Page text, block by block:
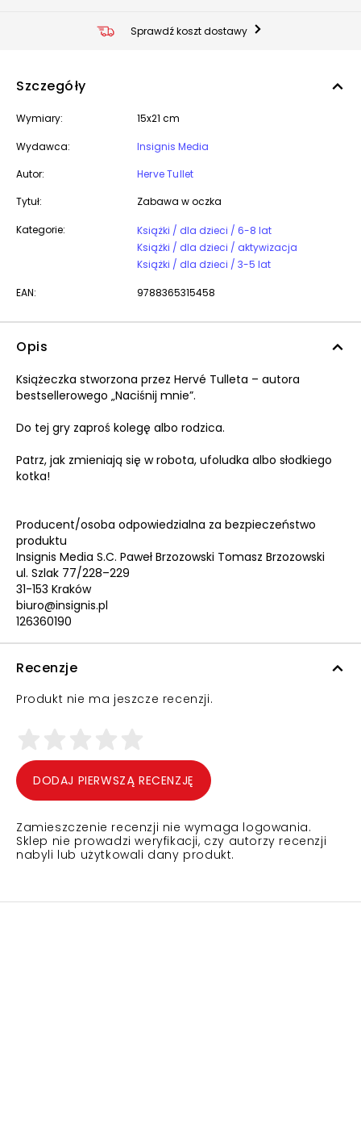
Sprawdź koszt dostawy
Szczegóły
Wymiary: 15x21 cm
Wydawca:
Insignis Media
Autor:
Herve Tullet
Tytuł:
Zabawa w oczka
Kategorie:
Książki / dla dzieci / 6-8 lat
Książki / dla dzieci / aktywizacja
Książki / dla dzieci / 3-5 lat
EAN: 9788365315458
Opis
Książeczka stworzona przez Hervé Tulleta – autora
bestsellerowego „Naciśnij mnie”.
Do tej gry zaproś kolegę albo rodzica.
Patrz, jak zmieniają się w robota, ufoludka albo słodkiego
kotka!
Producent/osoba odpowiedzialna za bezpieczeństwo
produktu
Insignis Media S.C. Paweł Brzozowski Tomasz Brzozowski
ul. Szlak 77/228–229
31-153 Kraków
biuro@insignis.pl
126360190
Recenzje
Produkt nie ma jeszcze recenzji.
DODAJ PIERWSZĄ RECENZJĘ
Zamieszczenie recenzji nie wymaga logowania.
Sklep nie prowadzi weryfikacji, czy autorzy recenzji
nabyli lub użytkowali dany produkt.